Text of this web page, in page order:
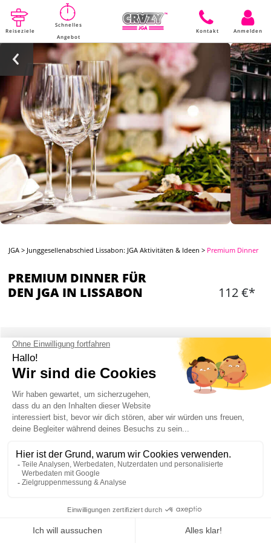
Reiseziele
Schnelles
Angebot
Kontakt Anmelden
JGA > Junggesellenabschied Lissabon: JGA Aktivitäten & Ideen > Premium Dinner
PREMIUM DINNER FÜR
DEN JGA IN LISSABON
112 €*
WAS IST ENTHALTEN?
Gehobenes Restaurant am Hafen von Lissabon
Portugiesische Küche
Ein komplettes Menü mit Vorspeise,
Hauptgericht, Dessert, ihr könnt im Vorraus
wählen
inbegriffen
Mein JGA in Lissabon